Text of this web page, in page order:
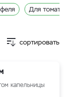
Для
сортировать
капельницы